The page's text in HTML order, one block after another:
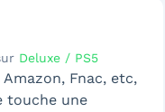
Deluxe / PS5
Fnac, etc,
touche une